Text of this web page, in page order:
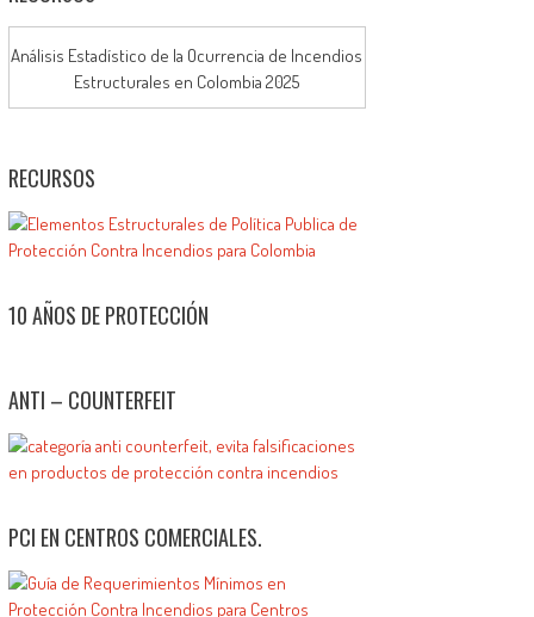
Análisis Estadístico de la Ocurrencia de Incendios
Estructurales en Colombia 2025
RECURSOS
10 AÑOS DE PROTECCIÓN
ANTI – COUNTERFEIT
PCI EN CENTROS COMERCIALES.